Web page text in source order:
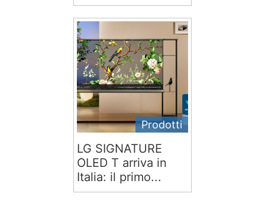
Prodotti
LG SIGNATURE
OLED T arriva in
Italia: il primo...